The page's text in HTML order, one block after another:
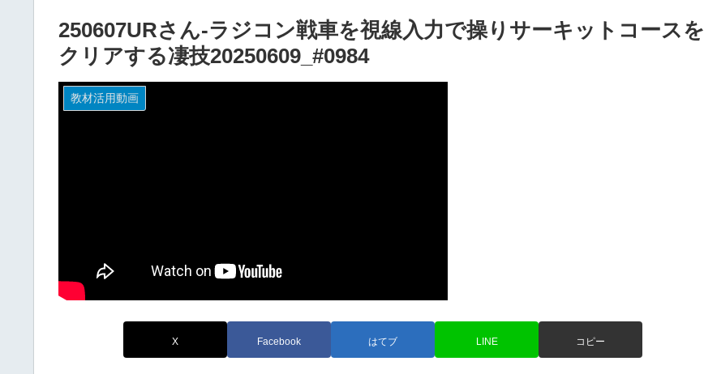
250607URさん-ラジコン戦車を視線入力で操りサーキットコースを
クリアする凄技20250609_#0984
教材活用動画
X Facebook はてブ LINE コピー